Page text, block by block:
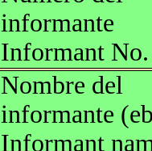
informante
Informant No.
Nombre del
informante
Informant